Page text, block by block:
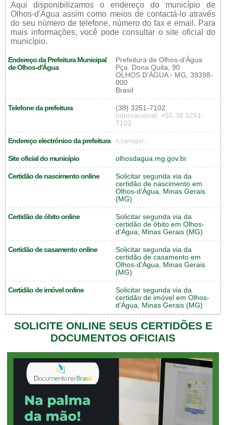
Aqui disponibilizamos o endereço do município de
Olhos-d'Água assim como meios de contactá-lo através
do seu número de telefone, número do fax e email. Para
mais informações, você pode consultar o site oficial do
município.
Endereço da Prefeitura Municipal
de Olhos-d'Água
Prefeitura de Olhos-d'Água
Pça. Dona Quita, 90
OLHOS D'ÁGUA - MG, 39398-
000
Brasil
Telefone da prefeitura
(38) 3251-7102
Internacional: +55 38 3251-
7102
Endereço electrónico da prefeitura A carregar...
Site oficial do município olhosdagua.mg.gov.br
Certidão de nascimento online
Solicitar segunda via da
certidão de nascimento em
Olhos-d'Água, Minas Gerais
(MG)
Certidão de óbito online
Solicitar segunda via da
certidão de óbito em Olhos-
d'Água, Minas Gerais (MG)
Certidão de casamento online
Solicitar segunda via da
certidão de casamento em
Olhos-d'Água, Minas Gerais
(MG)
Certidão de imóvel online
Solicitar segunda via da
certidão de imóvel em Olhos-
d'Água, Minas Gerais (MG)
SOLICITE ONLINE SEUS CERTIDÕES E
DOCUMENTOS OFICIAIS